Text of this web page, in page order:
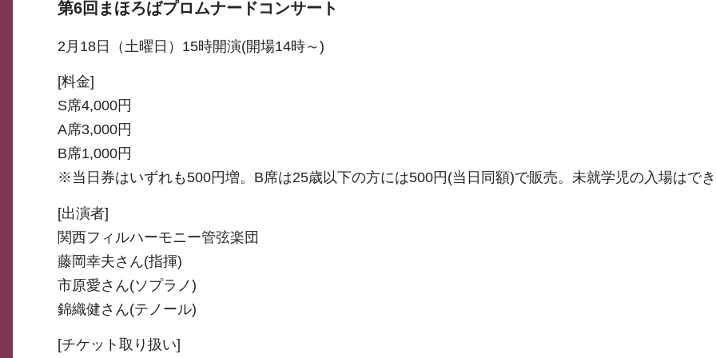
第6回まほろばプロムナードコンサート
2月18日（土曜日）15時開演(開場14時～)
[料金]
S席4,000円
A席3,000円
B席1,000円
※当日券はいずれも500円増。B席は25歳以下の方には500円(当日同額)で販売。未就学児の入場はでき
[出演者]
関西フィルハーモニー管弦楽団
藤岡幸夫さん(指揮)
市原愛さん(ソプラノ)
錦織健さん(テノール)
[チケット取り扱い]